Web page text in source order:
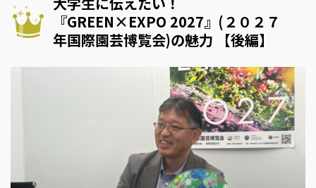
『GREEN×EXPO 2027』(２０２７
年国際園芸博覧会)の魅力 【後編】